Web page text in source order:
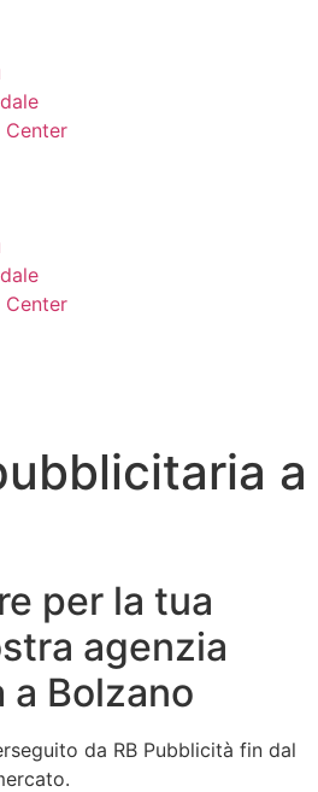
Center
Center
a
per la tua
agenzia
Bolzano
da RB Pubblicità fin dal